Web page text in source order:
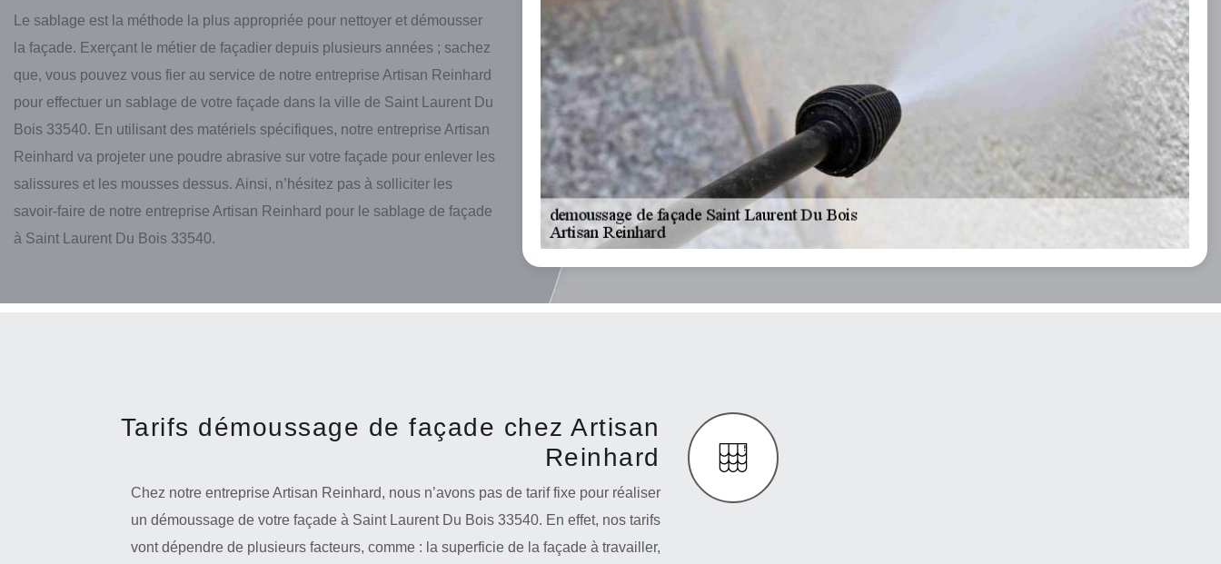
Le sablage est la méthode la plus appropriée pour nettoyer et démousser
la façade. Exerçant le métier de façadier depuis plusieurs années ; sachez
que, vous pouvez vous fier au service de notre entreprise Artisan Reinhard
pour effectuer un sablage de votre façade dans la ville de Saint Laurent Du
Bois 33540. En utilisant des matériels spécifiques, notre entreprise Artisan
Reinhard va projeter une poudre abrasive sur votre façade pour enlever les
salissures et les mousses dessus. Ainsi, n’hésitez pas à solliciter les
savoir-faire de notre entreprise Artisan Reinhard pour le sablage de façade
à Saint Laurent Du Bois 33540.
Tarifs démoussage de façade chez Artisan
Reinhard
Chez notre entreprise Artisan Reinhard, nous n’avons pas de tarif fixe pour réaliser
un démoussage de votre façade à Saint Laurent Du Bois 33540. En effet, nos tarifs
vont dépendre de plusieurs facteurs, comme : la superficie de la façade à travailler,